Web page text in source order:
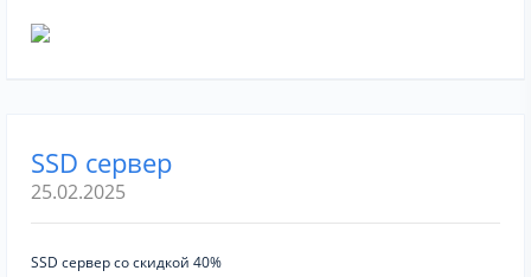
SSD сервер
25.02.2025
SSD сервер со скидкой 40%